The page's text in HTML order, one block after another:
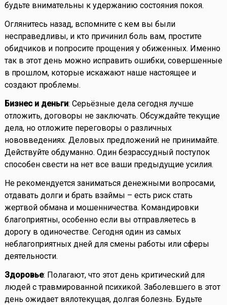
будьте внимательны к удержанию состояния покоя.
Оглянитесь назад, вспомните с кем вы были
несправедливы, и кто причинил боль вам, простите
обидчиков и попросите прощения у обиженных. Именно
так в этот день можно исправить ошибки, совершенные
в прошлом, которые искажают наше настоящее и
создают проблемы.
Бизнес и деньги: Серьёзные дела сегодня лучше
отложить, договоры не заключать. Обсуждайте текущие
дела, но отложите переговоры о различных
нововведениях. Деловых предложений не принимайте.
Действуйте обдуманно. Один безрассудный поступок
способен свести на нет все ваши предыдущие усилия.
Не рекомендуется заниматься денежными вопросами,
отдавать долги и брать взаймы – есть риск стать
жертвой обмана и мошенничества. Командировки
благоприятны, особенно если вы отправляетесь в
дорогу в одиночестве. Сегодня один из самых
неблагоприятных дней для смены работы или сферы
деятельности.
Здоровье: Полагают, что этот день критический для
людей с травмированной психикой. Заболевшего в этот
день ожидает вялотекущая, долгая болезнь. Будьте